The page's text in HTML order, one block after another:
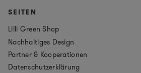
SEITEN
Lilli Green Shop
Nachhaltiges Design
Partner & Kooperationen
Datenschutzerklärung